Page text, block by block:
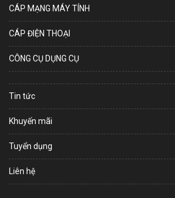
CÁP MẠNG MÁY TÍNH
CÁP ĐIỆN THOẠI
CÔNG CỤ DỤNG CỤ
Tin tức
Khuyến mãi
Tuyển dụng
Liên hệ